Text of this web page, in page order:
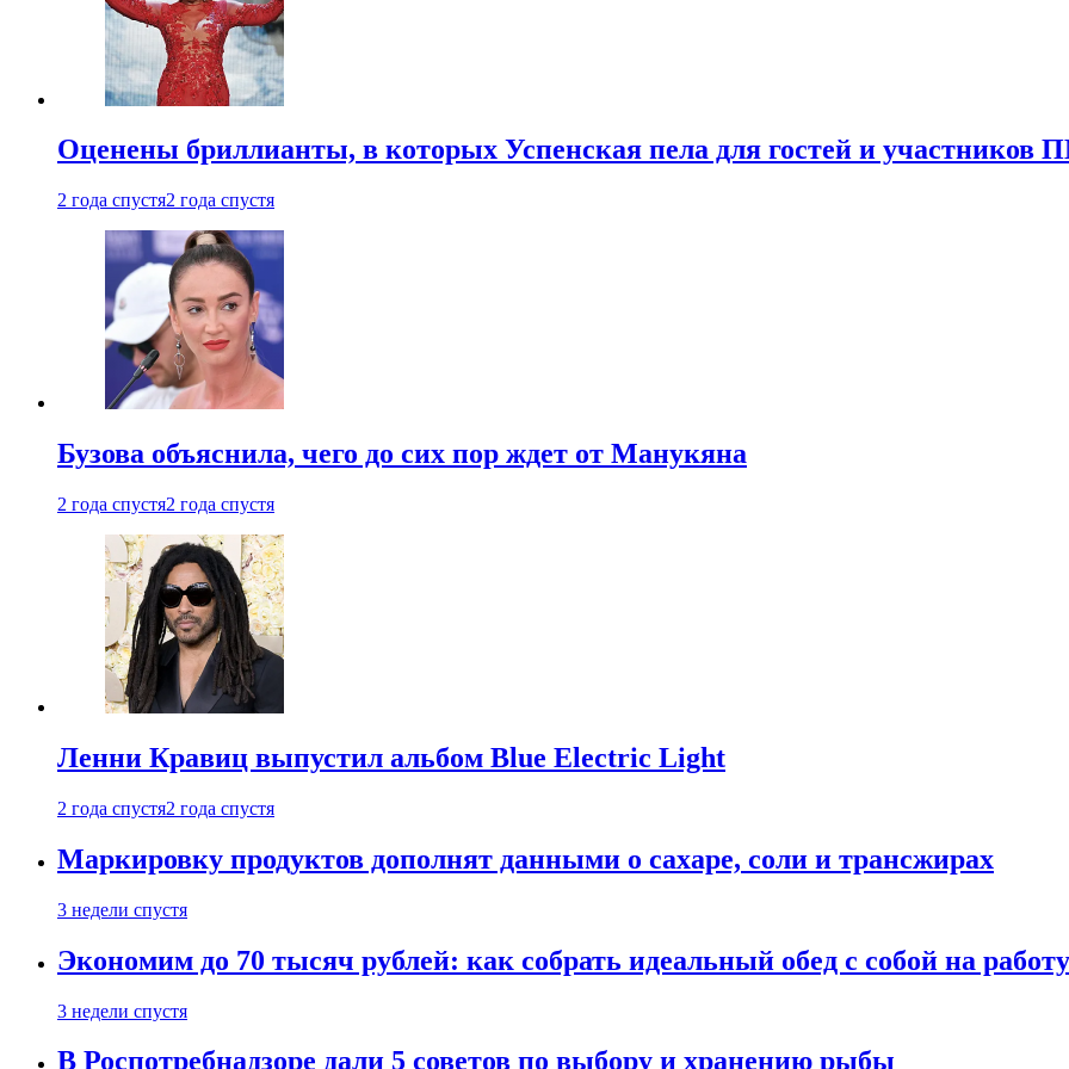
Оценены бриллианты, в которых Успенская пела для гостей и
2 года спустя2 года спустя
Бузова объяснила, чего до сих пор ждет от Манукяна
2 года спустя2 года спустя
Ленни Кравиц выпустил альбом Blue Electric Light
2 года спустя2 года спустя
Маркировку продуктов дополнят данными о сахаре, соли и трансжирах
3 недели спустя
Экономим до 70 тысяч рублей: как собрать идеальный обед с собой на работу
3 недели спустя
В Роспотребнадзоре дали 5 советов по выбору и хранению рыбы